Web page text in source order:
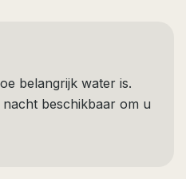
belangrijk water is.
beschikbaar om u